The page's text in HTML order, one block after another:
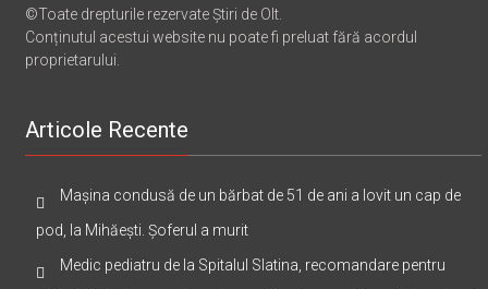
©Toate drepturile rezervate Știri de Olt.
Conținutul acestui website nu poate fi preluat fără acordul
proprietarului.
Articole Recente
Mașina condusă de un bărbat de 51 de ani a lovit un cap de
pod, la Mihăești. Șoferul a murit
Medic pediatru de la Spitalul Slatina, recomandare pentru